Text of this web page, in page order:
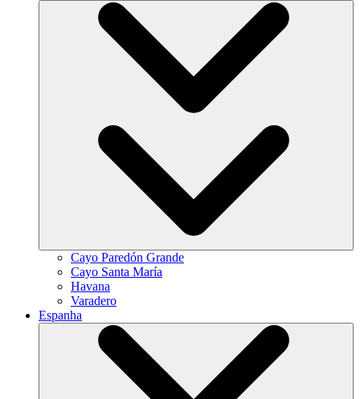
Cayo Paredón Grande
Cayo Santa María
Havana
Varadero
Espanha